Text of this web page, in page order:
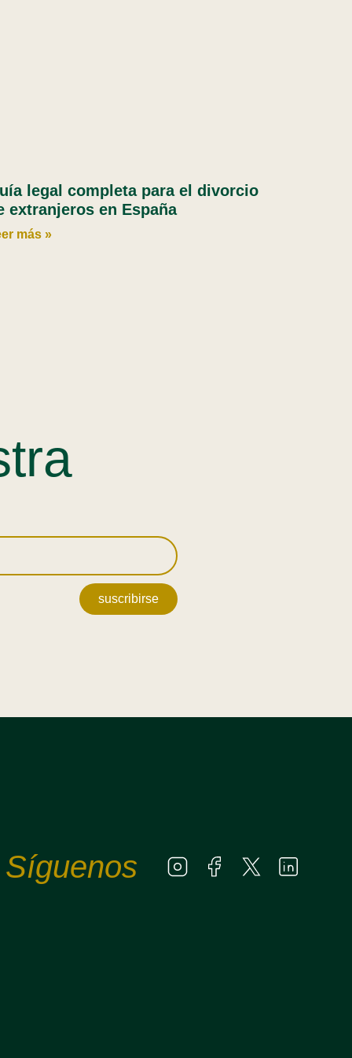
legal completa para el divorcio
extranjeros en España
más »
suscribirse
Síguenos